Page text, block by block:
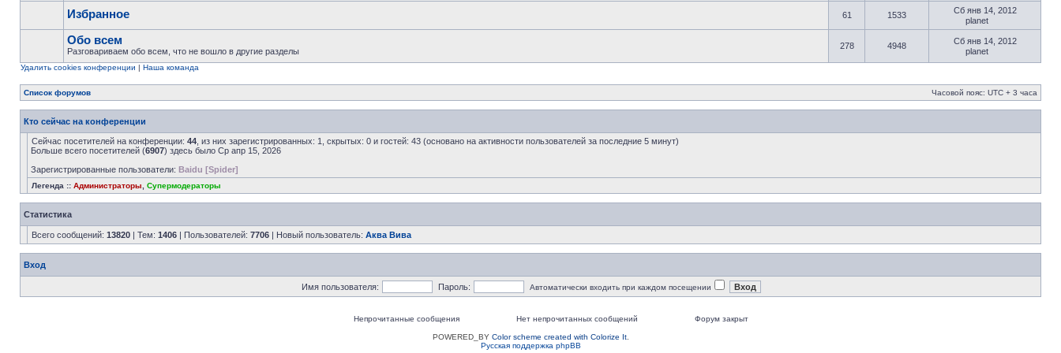
Избранное 61 1533
Сб янв 14, 2012
planet
Обо всем
Разговариваем обо всем, что не вошло в другие разделы
278 4948
Сб янв 14, 2012
planet
Удалить cookies конференции | Наша команда
Список форумов Часовой пояс: UTC + 3 часа
Кто сейчас на конференции
Сейчас посетителей на конференции: 44 , из них зарегистрированных: 1, скрытых: 0 и гостей: 43 (основано на активности пользователей за последние 5 минут)
Больше всего посетителей (6907) здесь было Ср апр 15, 2026
Зарегистрированные пользователи: Baidu [Spider]
Легенда :: Администраторы Супермодераторы
Статистика
Всего сообщений: 13820 | Тем: 1406 | Пользователей: 7706 | Новый пользователь: Аква Вива
Вход
Имя пользователя: Пароль: Автоматически входить при каждом посещении
Непрочитанные сообщения Нет непрочитанных сообщений Форум закрыт
POWERED_BY Color scheme created with Colorize It.
Русская поддержка phpBB